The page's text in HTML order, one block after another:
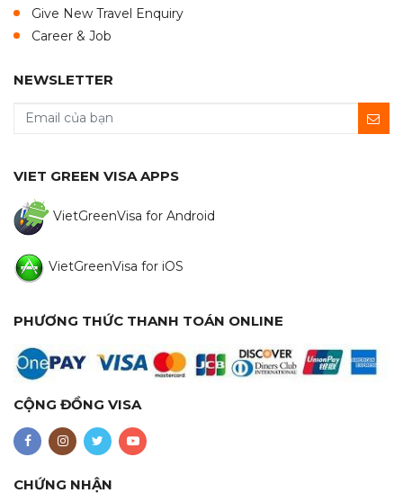
Give New Travel Enquiry
Career & Job
NEWSLETTER
VIET GREEN VISA APPS
VietGreenVisa for Android
VietGreenVisa for iOS
PHƯƠNG THỨC THANH TOÁN ONLINE
CỘNG ĐỒNG VISA
CHỨNG NHẬN